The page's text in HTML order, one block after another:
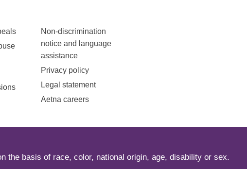
Non-discrimination
notice and language
assistance
Privacy policy
Legal statement
Aetna careers
the basis of race, color, national origin, age, disability or sex.